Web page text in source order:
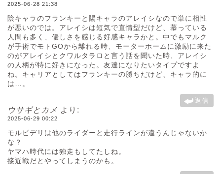
2025-06-28 21:38
陰キャラのフランキーと陽キャラのアレイシなので単に相性
が悪いのでは。アレイシは短気で直情型だけど、慕っている
人間も多く、優しさを感じる好感キャラかと。中でもマルク
が手術でモトGOから離れる時、モーターホームに激励に来た
のがアレイシとクワルタラロと言う話を聞いた時、アレイシ
の人柄が特に好きになった。友達になりたいタイプですよ
ね。キャリアとしてはフランキーの勝ちだけど、キャラ的に
は…。
返信
ウサギとカメ より:
2025-06-29 00:22
モルビデリは他のライダーと走行ラインが違うんじゃないか
な？
ヤマハ時代には独走もしてたしね。
接近戦だとやってしまうのかも。